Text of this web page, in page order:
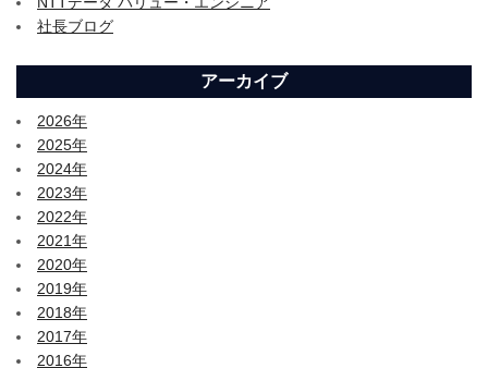
社長ブログ
アーカイブ
2026年
2025年
2024年
2023年
2022年
2021年
2020年
2019年
2018年
2017年
2016年